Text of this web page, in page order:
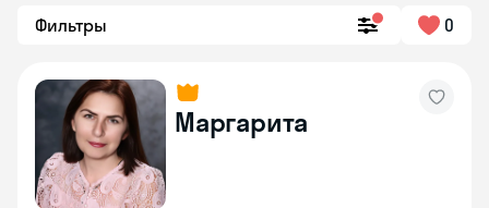
Фильтры 0
Маргарита